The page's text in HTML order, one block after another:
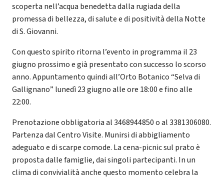
scoperta nell’acqua benedetta dalla rugiada della
promessa di bellezza, di salute e di positività della Notte
di S. Giovanni.
Con questo spirito ritorna l’evento in programma il 23
giugno prossimo e già presentato con successo lo scorso
anno. Appuntamento quindi all’Orto Botanico “Selva di
Gallignano” lunedì 23 giugno alle ore 18:00 e fino alle
22:00.
Prenotazione obbligatoria al 3468944850 o al 3381306080.
Partenza dal Centro Visite. Munirsi di abbigliamento
adeguato e di scarpe comode. La cena-picnic sul prato è
proposta dalle famiglie, dai singoli partecipanti. In un
clima di convivialità anche questo momento celebra la